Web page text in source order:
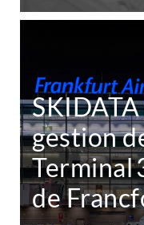
gestion
Terminal
de